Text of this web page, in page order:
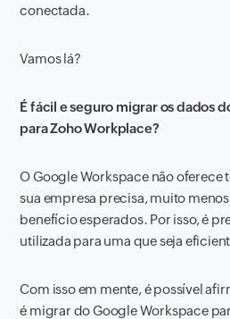
conectada.
Vamos lá?
É fácil e seguro migrar os dados
para Zoho Workplace?
O Google Workspace não oferece
sua empresa precisa, muito
benefício esperados. Por isso, é
utilizada para uma que seja
Com isso em mente, é possível
é migrar do Google Workspace